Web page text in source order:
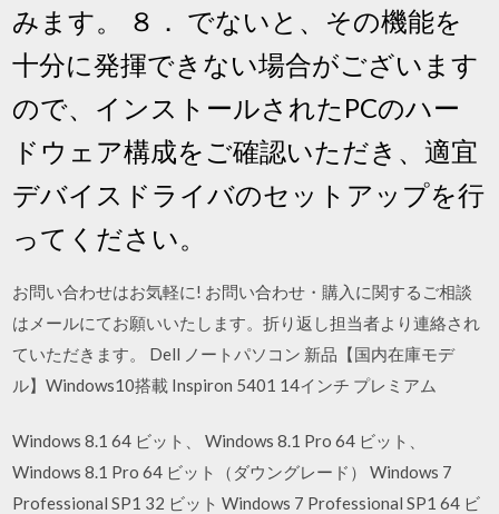
みます。 ８． でないと、その機能を
十分に発揮できない場合がございます
ので、インストールされたPCのハー
ドウェア構成をご確認いただき、適宜
デバイスドライバのセットアップを行
ってください。
お問い合わせはお気軽に! お問い合わせ・購入に関するご相談
はメールにてお願いいたします。折り返し担当者より連絡され
ていただきます。 Dell ノートパソコン 新品【国内在庫モデ
ル】Windows10搭載 Inspiron 5401 14インチ プレミアム
Windows 8.1 64 ビット、 Windows 8.1 Pro 64 ビット、
Windows 8.1 Pro 64 ビット（ダウングレード） Windows 7
Professional SP1 32 ビット Windows 7 Professional SP1 64 ビ